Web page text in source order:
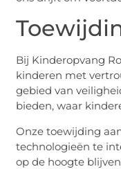
Bij Kinderopvang
kinderen met
gebied van
bieden, waar
Onze toewijding
technologieën te
op de hoogte